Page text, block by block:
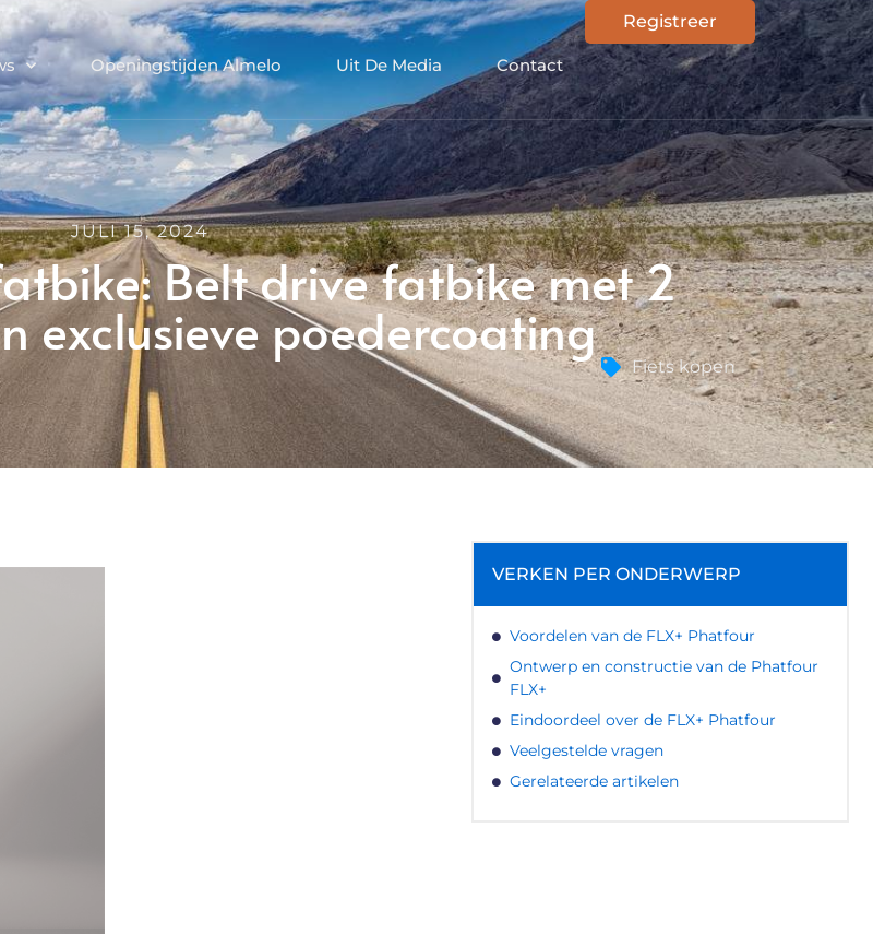
Openingstijden Almelo Uit De Media Contact
Registreer
JULI 15, 2024
Belt drive fatbike met 2
exclusieve poedercoating
Fiets kopen
VERKEN PER ONDERWERP
Voordelen van de FLX+ Phatfour
Ontwerp en constructie van de Phatfour
FLX+
Eindoordeel over de FLX+ Phatfour
Veelgestelde vragen
Gerelateerde artikelen